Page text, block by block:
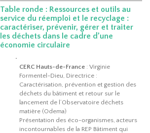
Table ronde : Ressources et outils au
service du réemploi et le recyclage :
caractériser, prévenir, gérer et traiter
les déchets dans le cadre d’une
économie circulaire
CERC Hauts-de-France : Virginie
Formentel-Dieu, Directrice :
Caractérisation, prévention et gestion des
déchets du bâtiment et retour sur le
lancement de l’Observatoire déchets
matière (Odema)
Présentation des éco-organismes, acteurs
incontournables de la REP Bâtiment qui